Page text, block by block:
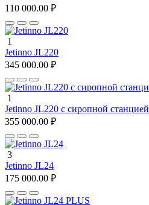
110 000.00 ₽
1
Jetinno JL220
345 000.00 ₽
1
Jetinno JL220 с сиропной станцией
355 000.00 ₽
3
Jetinno JL24
175 000.00 ₽